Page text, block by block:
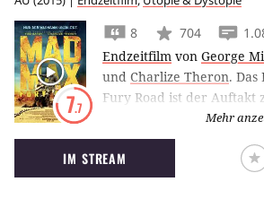
7.7
8 704
Endzeitfilm von George
und Charlize Theron. Das
Fury Road ist der Auftakt
Trilogie um den
der diesmal von Tom
Mehr
IM STREAM